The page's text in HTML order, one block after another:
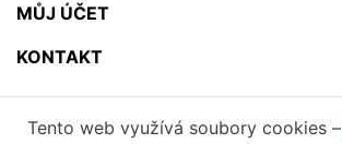
MŮJ ÚČET
KONTAKT
Tento web využívá soubory cookies –